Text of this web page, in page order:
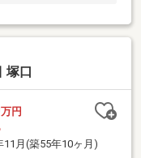
塚口
万円
11月(築55年10ヶ月)